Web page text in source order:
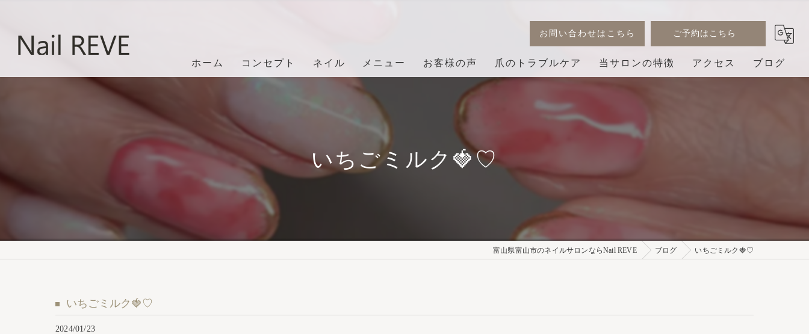
お問い合わせはこちら ご予約はこちら
ホーム コンセプト ネイル メニュー お客様の声 爪のトラブルケア 当サロンの特徴
ジェル
アクセス ブログ
いちごミルク🍓♡
富山県富山市のネイルサロンならNail REVE ブログ いちごミルク🍓♡
いちごミルク🍓♡
2024/01/23